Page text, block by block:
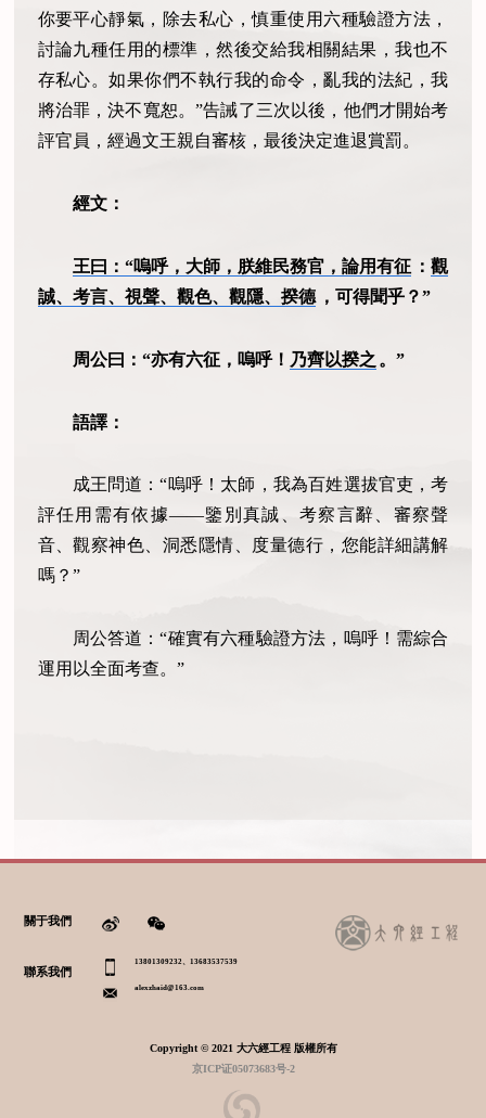
你要平心靜氣，除去私心，慎重使用六種驗證方法，
討論九種任用的標準，然後交給我相關結果，我也不
存私心。如果你們不執行我的命令，亂我的法紀，我
將治罪，決不寬恕。”告誡了三次以後，他們才開始考
評官員，經過文王親自審核，最後決定進退賞罰。
經文：
王曰：“嗚呼，大師，朕維民務官，論用有征 ：觀
誠、考言、視聲、觀色、觀隱、揆德 ，可得聞乎？”
周公曰：“亦有六征，嗚呼！ 乃齊以揆之 。”
語譯：
成王問道：“嗚呼！太師，我為百姓選拔官吏，考
評任用需有依據——鑒別真誠、考察言辭、審察聲
音、觀察神色、洞悉隱情、度量德行，您能詳細講解
嗎？”
周公答道：“確實有六種驗證方法，嗚呼！需綜合
運用以全面考查。”
關于我們
聯系我們
13801309232、13683537539
alexzhaid@163.com
Copyright © 2021 大六經工程 版權所有
京ICP证05073683号-2